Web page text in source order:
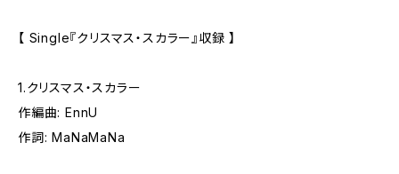
【 Single『クリスマス・スカラー』収録 】
1.クリスマス・スカラー
作編曲: EnnU
作詞: MaNaMaNa